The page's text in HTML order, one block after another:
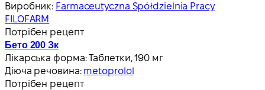
Виробник: Farmaceutyczna Spółdzielnia Pracy
FILOFARM
Потрібен рецепт
Бето 200 Зк
Лікарська форма:Таблетки, 190 мг
Діюча речовина: metoprolol
Потрібен рецепт